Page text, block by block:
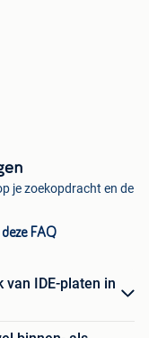
je zoekopdracht en de
FAQ
IDE-platen in